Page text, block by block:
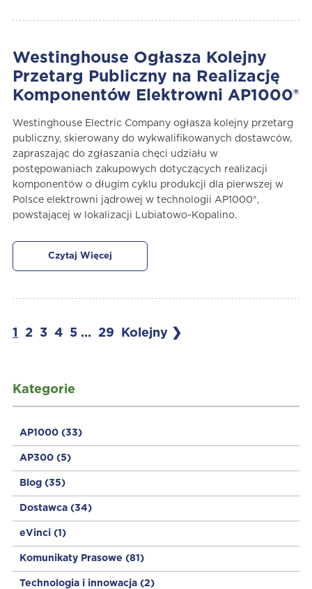
Kategorie
AP1000 (33)
AP300 (5)
Blog (35)
Dostawca (34)
eVinci (1)
Komunikaty Prasowe (81)
Technologia i innowacja (2)
Westinghouse Ogłasza Kolejny
Przetarg Publiczny na Realizację
Komponentów Elektrowni AP1000®
Westinghouse Electric Company ogłasza kolejny przetarg
publiczny, skierowany do wykwalifikowanych dostawców,
zapraszając do zgłaszania chęci udziału w
postępowaniach zakupowych dotyczących realizacji
komponentów o długim cyklu produkcji dla pierwszej w
Polsce elektrowni jądrowej w technologii AP1000®,
powstającej w lokalizacji Lubiatowo-Kopalino.
Czytaj Więcej
1 2 3 4 5 ... 29 Kolejny ❯